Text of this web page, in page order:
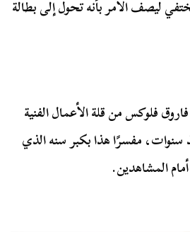
ليصف الأمر بأنه تحول إلى بطالة
فلوكس من قلة الأعمال الفنية
سنوات، مفسرًا هذا بكبر سنه الذي
المشاهدين.